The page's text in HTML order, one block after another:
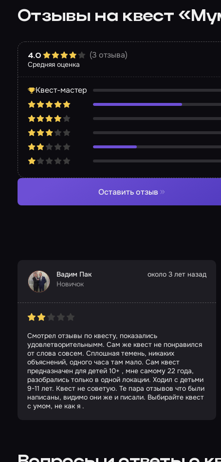
Отзывы на квест
Средняя оценка
4.0 (3 отзыва)
Квест-мастер
Оставить отзыв
Вадим Пак
Новичок
около 3 лет назад
Смотрел отзывы по квесту, показались
удовлетворительнымм. Сам же квест не понравился
от слова совсем. Сплошная темень, никаких
объяснений, одного часа там мало. Сам квест
предназначен для детей 10+ , мне самому 22 года,
разобрались только в одной локации. Ходил с детьми
9-11 лет. Квест не советую. Те пара отзывов что были
написаны, видимо они же и писали. Выбирайте квест
с умом, не как я .